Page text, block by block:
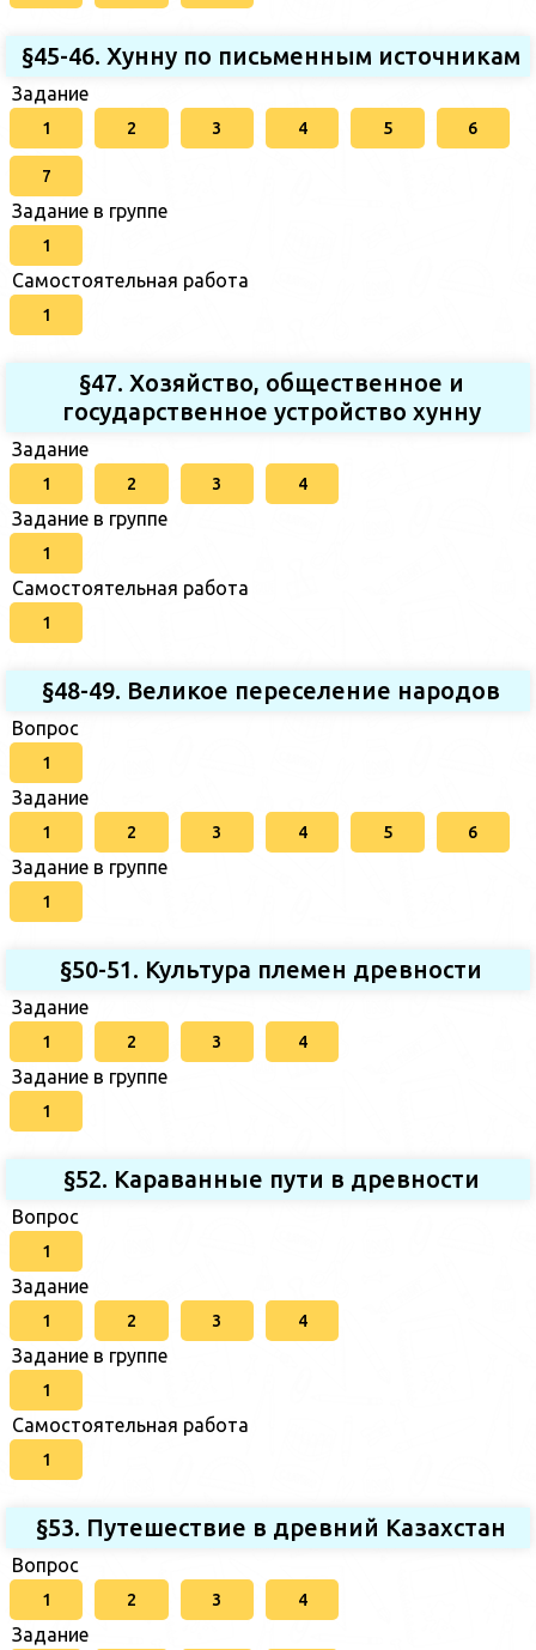
§45-46. Хунну по письменным источникам
Задание
1 2 3 4 5 6
7
Задание в группе
1
Самостоятельная работа
1
§47. Хозяйство, общественное и
государственное устройство хунну
Задание
1 2 3 4
Задание в группе
1
Самостоятельная работа
1
§48-49. Великое переселение народов
Вопрос
1
Задание
1 2 3 4 5 6
Задание в группе
1
§50-51. Культура племен древности
Задание
1 2 3 4
Задание в группе
1
§52. Караванные пути в древности
Вопрос
1
Задание
1 2 3 4
Задание в группе
1
Самостоятельная работа
1
§53. Путешествие в древний Казахстан
Вопрос
1 2 3 4
Задание